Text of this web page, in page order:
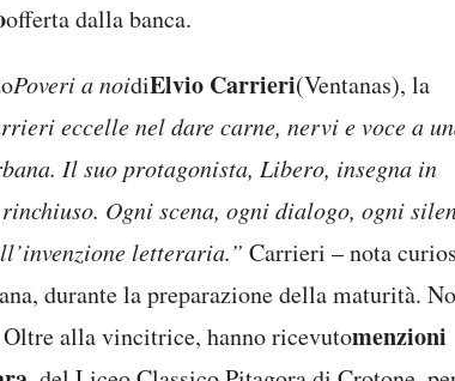
offerta dalla banca.
Poveri a noidiElvio Carrieri(Ventanas), la
eccelle nel dare carne, nervi e voce a
Il suo protagonista, Libero, insegna in
Ogni scena, ogni dialogo, ogni
letteraria.” Carrieri – nota
durante la preparazione della maturità.
Oltre alla vincitrice, hanno ricevutomenzioni